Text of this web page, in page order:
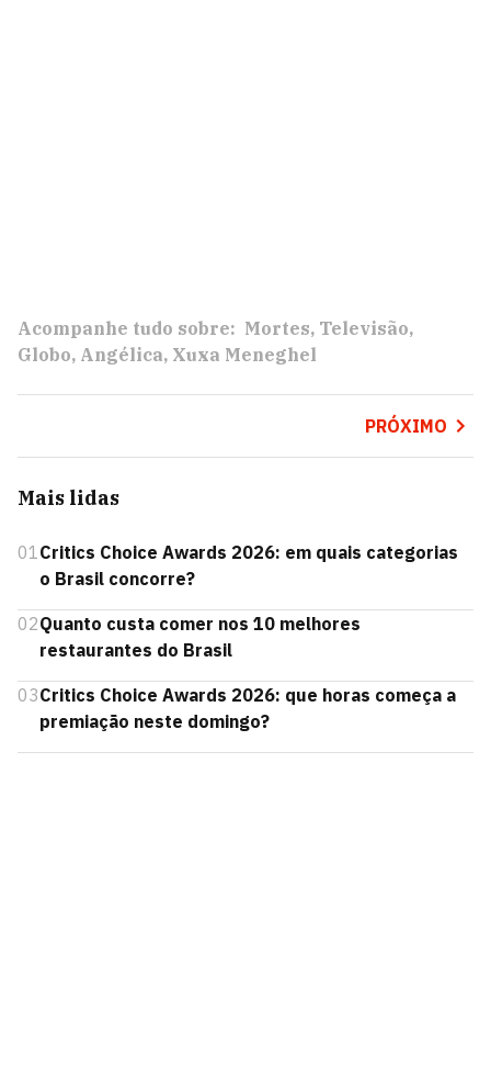
Acompanhe tudo sobre: Mortes Televisão
Globo Angélica Xuxa Meneghel
PRÓXIMO
Mais lidas
01Critics Choice Awards 2026: em quais categorias
o Brasil concorre?
02Quanto custa comer nos 10 melhores
restaurantes do Brasil
03Critics Choice Awards 2026: que horas começa a
premiação neste domingo?